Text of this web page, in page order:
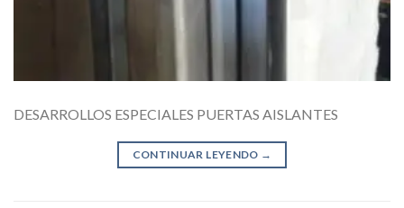
DESARROLLOS ESPECIALES PUERTAS AISLANTES
CONTINUAR LEYENDO →